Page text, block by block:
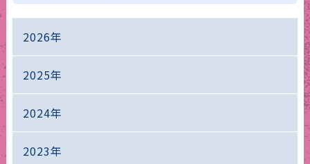
2026年
2025年
2024年
2023年